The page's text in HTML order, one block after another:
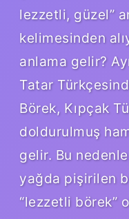
lezzetli, güzel”
kelimesinden
anlama gelir?
Tatar
Börek, Kıpçak
doldurulmuş
gelir. Bu
yağda pişirilen
“lezzetli börek”